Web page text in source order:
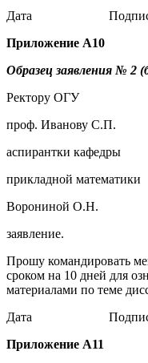
Дата
Приложение А10
Образец заявления № 2
Ректору ОГУ
проф. Иванову С.П.
аспирантки кафедры
прикладной математики
Ворониной О.Н.
заявление.
Прошу командировать
сроком на 10 дней для
материалами по теме
Дата
Приложение А11